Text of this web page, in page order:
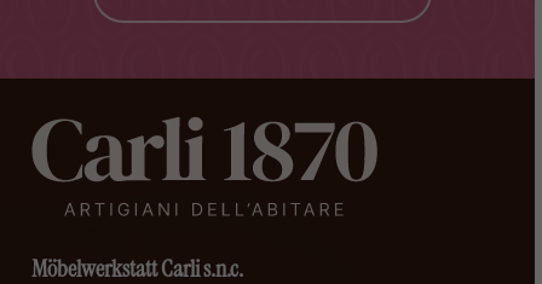
Möbelwerkstatt Carli s.n.c.